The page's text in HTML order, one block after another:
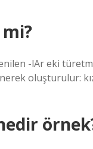
-lAr eki
oluşturulur: